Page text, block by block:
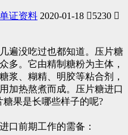
证资料 2020-01-18
5230
遍没吃过也都知道。压片糖
多。它由精制糖粉为主体，
浆、糊精、明胶等粘合剂，
加热熬煮而成。压片糖进口
果是长哪些样子的呢?
口前期工作的需备：